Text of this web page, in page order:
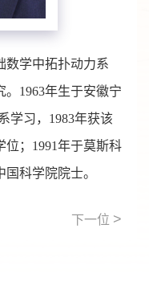
数学中拓扑动力系
1963年生于安徽宁
学习，1983年获该
位；1991年于莫斯科
科学院院士。
下一位 >